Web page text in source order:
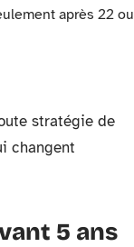
après 22 ou
stratégie de
changent
5 ans